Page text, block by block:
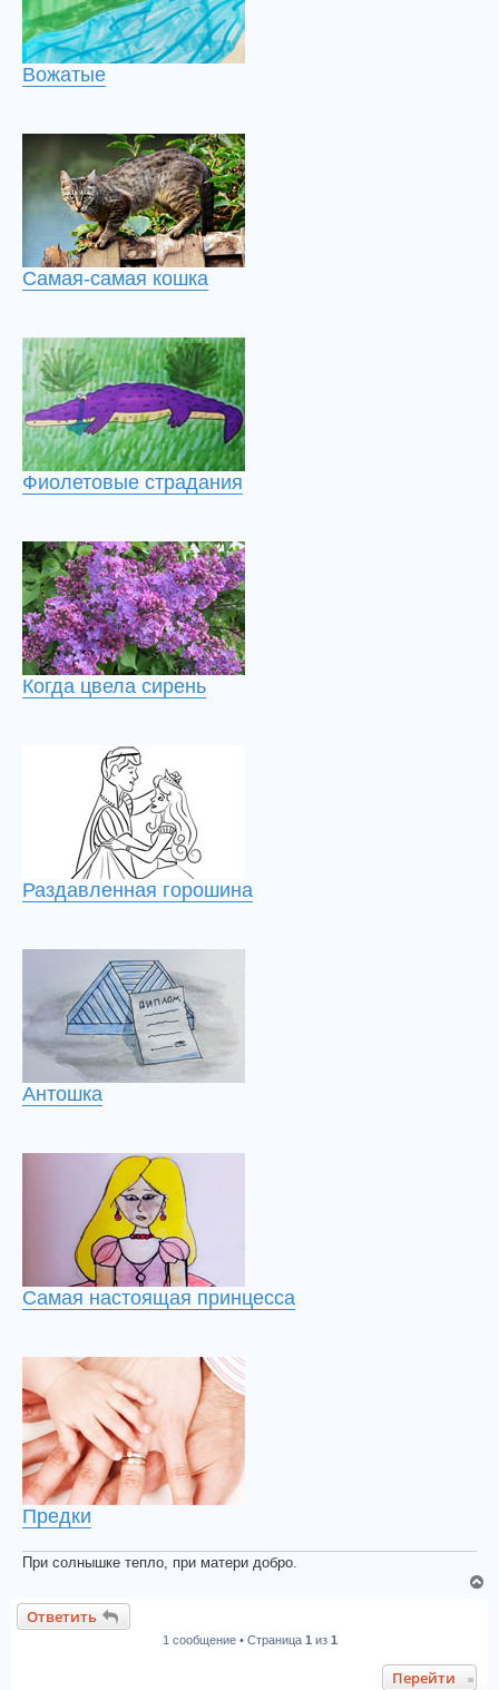
Вожатые
Самая-самая кошка
Фиолетовые страдания
Когда цвела сирень
Раздавленная горошина
Антошка
Самая настоящая принцесса
Предки
При солнышке тепло, при матери добро.
Ответить
1 сообщение • Страница 1 из 1
Перейти